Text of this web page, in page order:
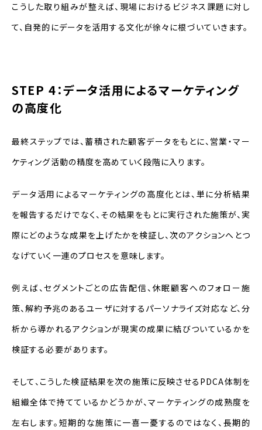
こうした取り組みが整えば、現場におけるビジネス課題に対し
て、自発的にデータを活用する文化が徐々に根づいていきます。
STEP 4：データ活用によるマーケティング
の高度化
最終ステップでは、蓄積された顧客データをもとに、営業・マー
ケティング活動の精度を高めていく段階に入ります。
データ活用によるマーケティングの高度化とは、単に分析結果
を報告するだけでなく、その結果をもとに実行された施策が、実
際にどのような成果を上げたかを検証し、次のアクションへとつ
なげていく一連のプロセスを意味します。
例えば、セグメントごとの広告配信、休眠顧客へのフォロー施
策、解約予兆のあるユーザに対するパーソナライズ対応など、分
析から導かれるアクションが現実の成果に結びついているかを
検証する必要があります。
そして、こうした検証結果を次の施策に反映させるPDCA体制を
組織全体で持てているかどうかが、マーケティングの成熟度を
左右します。短期的な施策に一喜一憂するのではなく、長期的